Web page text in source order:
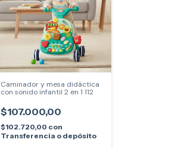
Caminador y mesa didáctica
con sonido infantil 2 en 1 112
$107.000,00
$102.720,00 con
Transferencia o depósito